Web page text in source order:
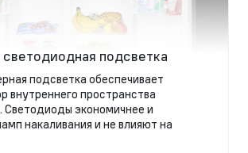
светодиодная подсветка
подсветка обеспечивает
внутреннего пространства
Светодиоды экономичнее и
накаливания и не влияют на